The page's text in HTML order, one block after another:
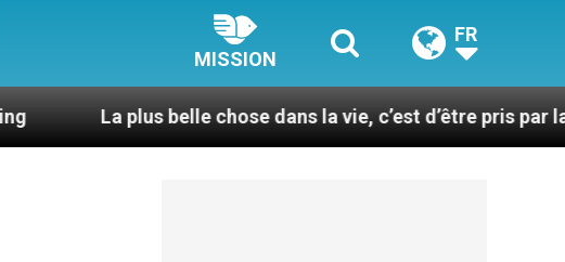
MISSION
FR
La plus belle chose dans la vie, c’est d’être pris par la main par